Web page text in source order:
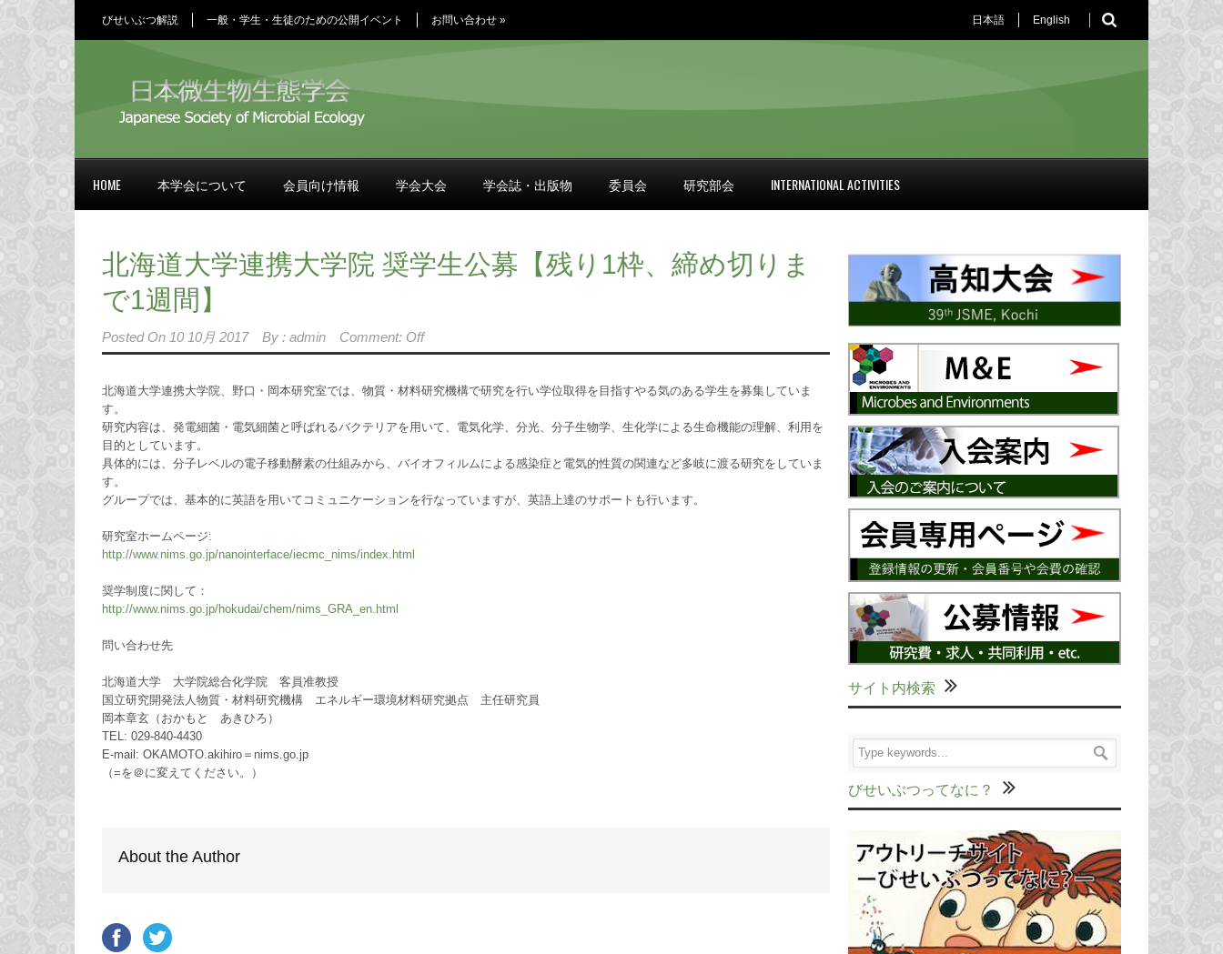
びせいぶつ解説 一般・学生・生徒のための公開イベント お問い合わせ » 日本語 English
HOME 本学会について 会員向け情報 学会大会 学会誌・出版物 委員会 研究部会 INTERNATIONAL ACTIVITIES
北海道大学連携大学院 奨学生公募【残り1枠、締め切りま
で1週間】
Posted On 10 10月 2017 By : admin Comment: Off
北海道大学連携大学院、野口・岡本研究室では、物質・材料研究機構で研究を行い学位取得を目指すやる気のある学生を募集していま
す。
研究内容は、発電細菌・電気細菌と呼ばれるバクテリアを用いて、電気化学、分光、分子生物学、生化学による生命機能の理解、利用を
目的としています。
具体的には、分子レベルの電子移動酵素の仕組みから、バイオフィルムによる感染症と電気的性質の関連など多岐に渡る研究をしていま
す。
グループでは、基本的に英語を用いてコミュニケーションを行なっていますが、英語上達のサポートも行います。
研究室ホームページ:
http://www.nims.go.jp/nanointerface/iecmc_nims/index.html
奨学制度に関して：
http://www.nims.go.jp/hokudai/chem/nims_GRA_en.html
問い合わせ先
北海道大学 大学院総合化学院 客員准教授
国立研究開発法人物質・材料研究機構 エネルギー環境材料研究拠点 主任研究員
岡本章玄（おかもと あきひろ）
TEL: 029-840-4430
E-mail: OKAMOTO.akihiro＝nims.go.jp
（=を＠に変えてください。）
About the Author
サイト内検索
びせいぶつってなに？